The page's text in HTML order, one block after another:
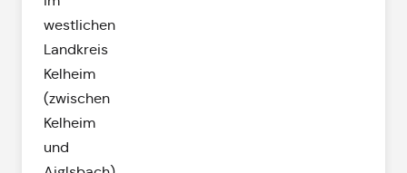
westlichen
Landkreis
Kelheim
(zwischen
Kelheim
und